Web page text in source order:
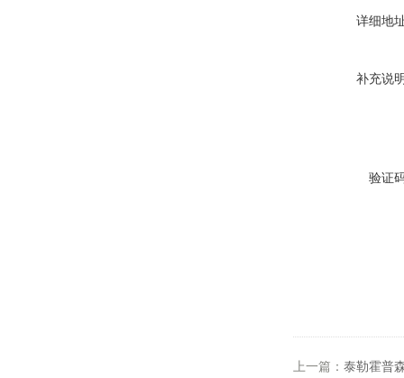
详细地
补充说
验证
上一篇： 泰勒霍普